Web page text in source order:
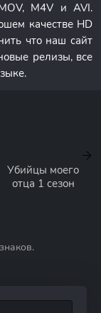
M4V и AVI.
качестве HD
что наш сайт
релизы, все
Убийцы моего
отца 1 сезон